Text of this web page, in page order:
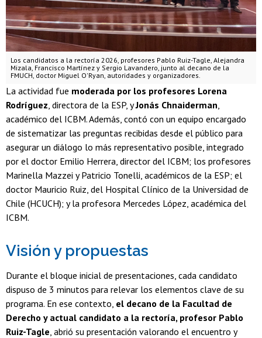
Los candidatos a la rectoría 2026, profesores Pablo Ruiz-Tagle, Alejandra
Mizala, Francisco Martínez y Sergio Lavandero, junto al decano de la
FMUCH, doctor Miguel O'Ryan, autoridades y organizadores.
La actividad fue moderada por los profesores Lorena
Rodríguez , directora de la ESP, yJonás Chnaiderman
académico del ICBM. Además, contó con un equipo encargado
de sistematizar las preguntas recibidas desde el público para
asegurar un diálogo lo más representativo posible, integrado
por el doctor Emilio Herrera, director del ICBM; los profesores
Marinella Mazzei y Patricio Tonelli, académicos de la ESP; el
doctor Mauricio Ruiz, del Hospital Clínico de la Universidad de
Chile (HCUCH); y la profesora Mercedes López, académica del
ICBM.
Visión y propuestas
Durante el bloque inicial de presentaciones, cada candidato
dispuso de 3 minutos para relevar los elementos clave de su
programa. En ese contexto, el decano de la Facultad de
Derecho y actual candidato a la rectoría, profesor Pablo
Ruiz-Tagle , abrió su presentación valorando el encuentro y